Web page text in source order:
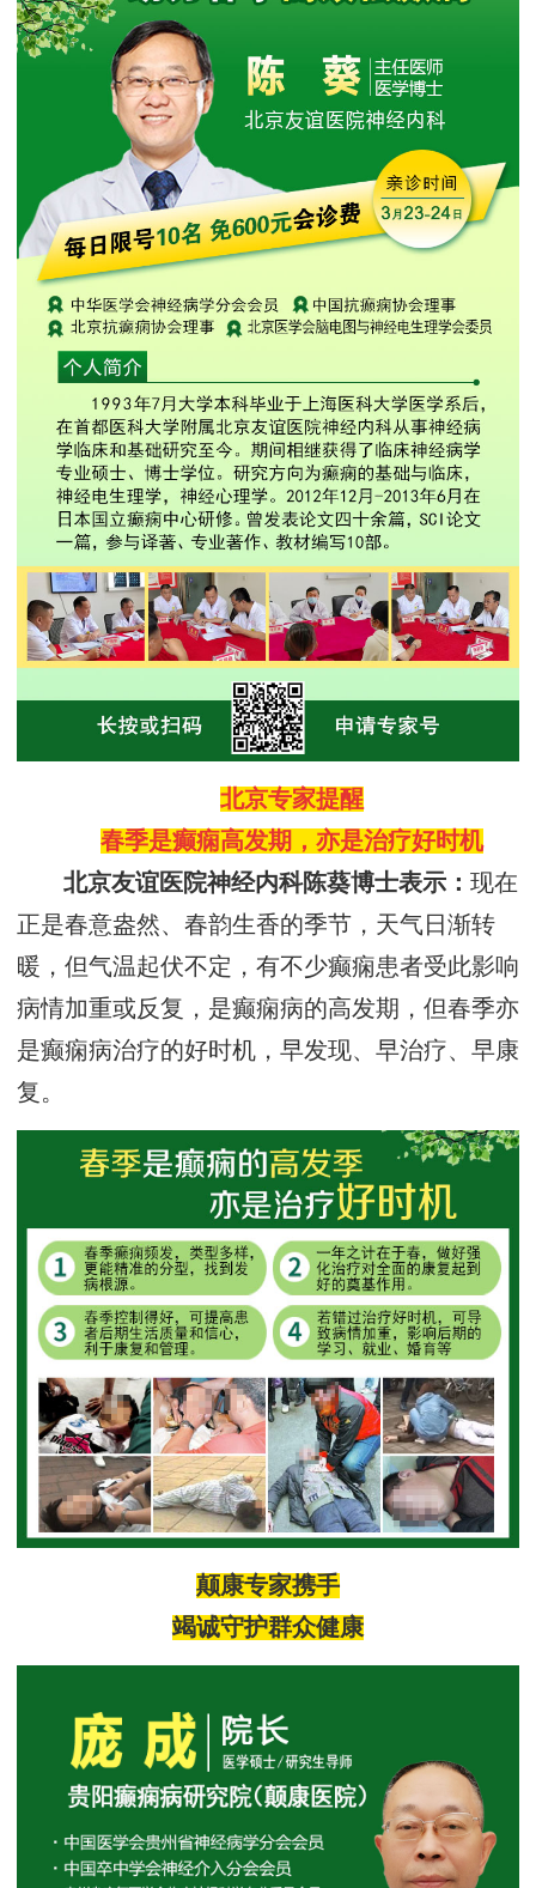
北京专家提醒
春季是癫痫高发期，亦是治疗好时机
北京友谊医院神经内科陈葵博士表示：现在
正是春意盎然、春韵生香的季节，天气日渐转
暖，但气温起伏不定，有不少癫痫患者受此影响
病情加重或反复，是癫痫病的高发期， 但春季亦
是癫痫病治疗的好时机 ，早发现、早治疗、早康
复。
颠康专家携手
竭诚守护群众健康